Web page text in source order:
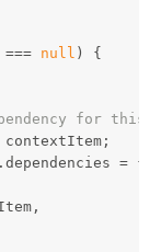
null ) {
for this
= {